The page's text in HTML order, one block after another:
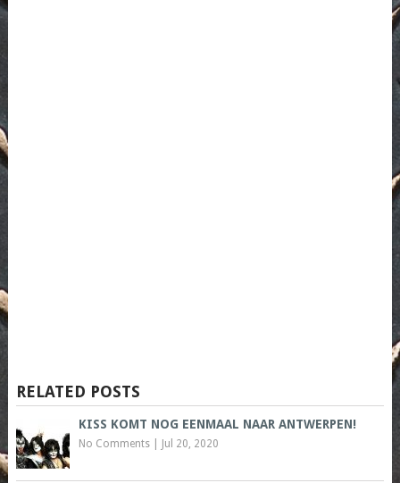
RELATED POSTS
KISS KOMT NOG EENMAAL NAAR ANTWERPEN!
No Comments| Jul 20, 2020